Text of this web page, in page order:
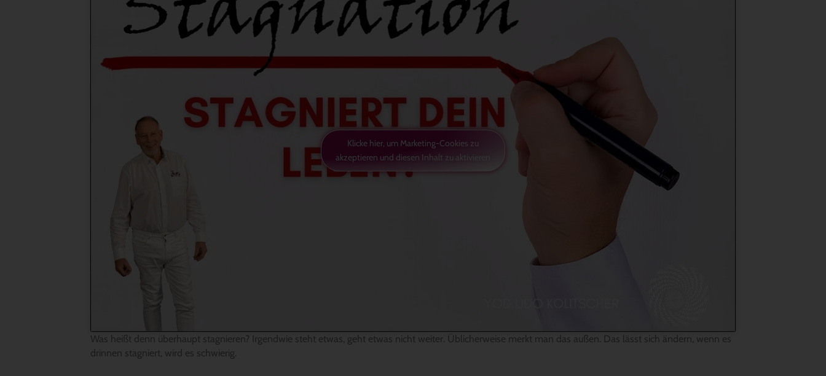
Klicke hier, um Marketing-Cookies zu
akzeptieren und diesen Inhalt zu aktivieren
Was heißt denn überhaupt stagnieren? Irgendwie steht etwas, geht etwas nicht weiter. Üblicherweise merkt man das außen. Das lässt sich ändern, wenn es
drinnen stagniert, wird es schwierig.